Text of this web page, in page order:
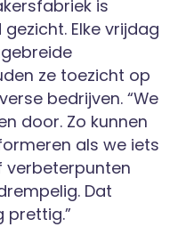
is
Elke vrijdag
ze toezicht op
bedrijven. “We
door. Zo kunnen
als we iets
verbeterpunten
Dat
prettig.”